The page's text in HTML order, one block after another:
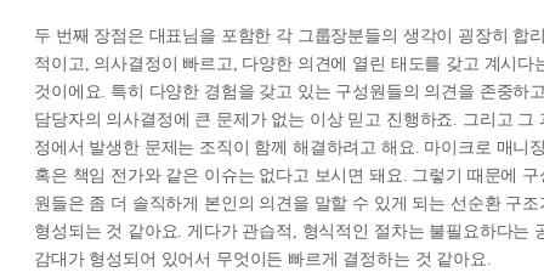
두 번째 장점은 대표님을 포함한 각 그룹장분들의 생각이 굉장히 합
적이고, 의사결정이 빠르고, 다양한 의견에 열린 태도를 갖고 계시다
것이에요. 특히 다양한 경험을 갖고 있는 구성원들의 의견을 존중하
담당자의 의사결정에 큰 문제가 없는 이상 믿고 진행하죠. 그리고 그
정에서 발생한 문제는 조직이 함께 해결하려고 해요. 마이크로 매니
혹은 책임 전가와 같은 이슈는 없다고 보시면 돼요. 그렇기 때문에 구
원들은 좀 더 솔직하게 본인의 의견을 말할 수 있게 되는 선순환 구조
형성되는 것 같아요. 게다가 관습적, 형식적인 절차는 불필요하다는
감대가 형성되어 있어서 무엇이든 빠르게 결정하는 것 같아요.